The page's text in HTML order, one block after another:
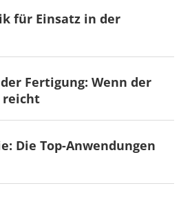
für Einsatz in der
Fertigung: Wenn der
Die Top-Anwendungen